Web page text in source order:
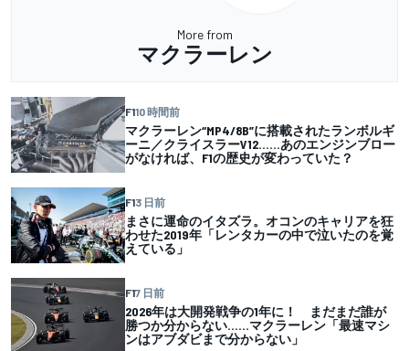
More from
マクラーレン
F110 時間前
マクラーレン“MP4/8B”に搭載されたランボルギ
ーニ／クライスラーV12……あのエンジンブロー
がなければ、F1の歴史が変わっていた？
F13 日前
まさに運命のイタズラ。オコンのキャリアを狂
わせた2019年「レンタカーの中で泣いたのを覚
えている」
F17 日前
2026年は大開発戦争の1年に！ まだまだ誰が
勝つか分からない……マクラーレン「最速マシ
ンはアブダビまで分からない」